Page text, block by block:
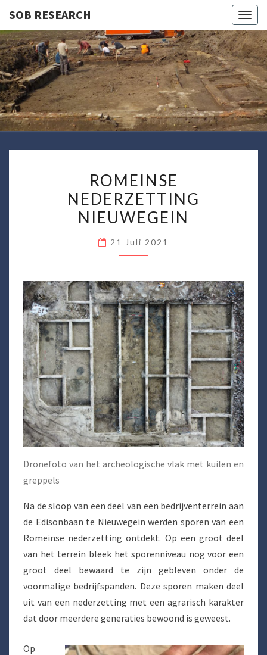
SOB RESEARCH
SOB
NEDERZETTING
NIEUWEGEIN
ROMEINSE
NEDERZETTING
NIEUWEGEIN
21 Juli 2021
Dronefoto van het archeologische vlak met kuilen en
greppels
Na de sloop van een deel van een bedrijventerrein aan
de Edisonbaan te Nieuwegein werden sporen van een
Romeinse nederzetting ontdekt. Op een groot deel
van het terrein bleek het sporenniveau nog voor een
groot deel bewaard te zijn gebleven onder de
voormalige bedrijfspanden. Deze sporen maken deel
uit van een nederzetting met een agrarisch karakter
dat door meerdere generaties bewoond is geweest.
Op